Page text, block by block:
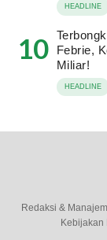
HEADLINE
10
Febrie,
Miliar!
HEADLINE
Redaksi &
Kebijakan